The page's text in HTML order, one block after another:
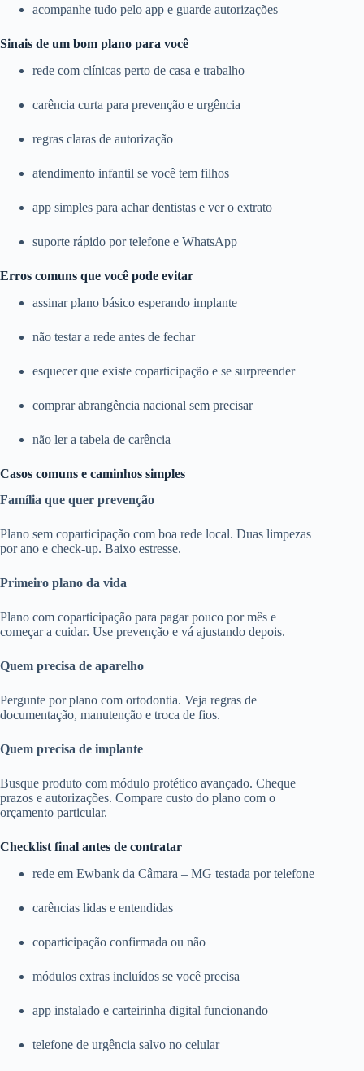
acompanhe tudo pelo app e guarde autorizações
Sinais de um bom plano para você
rede com clínicas perto de casa e trabalho
carência curta para prevenção e urgência
regras claras de autorização
atendimento infantil se você tem filhos
app simples para achar dentistas e ver o extrato
suporte rápido por telefone e WhatsApp
Erros comuns que você pode evitar
assinar plano básico esperando implante
não testar a rede antes de fechar
esquecer que existe coparticipação e se surpreender
comprar abrangência nacional sem precisar
não ler a tabela de carência
Casos comuns e caminhos simples
Família que quer prevenção
Plano sem coparticipação com boa rede local. Duas limpezas
por ano e check-up. Baixo estresse.
Primeiro plano da vida
Plano com coparticipação para pagar pouco por mês e
começar a cuidar. Use prevenção e vá ajustando depois.
Quem precisa de aparelho
Pergunte por plano com ortodontia. Veja regras de
documentação, manutenção e troca de fios.
Quem precisa de implante
Busque produto com módulo protético avançado. Cheque
prazos e autorizações. Compare custo do plano com o
orçamento particular.
Checklist final antes de contratar
rede em Ewbank da Câmara – MG testada por telefone
carências lidas e entendidas
coparticipação confirmada ou não
módulos extras incluídos se você precisa
app instalado e carteirinha digital funcionando
telefone de urgência salvo no celular